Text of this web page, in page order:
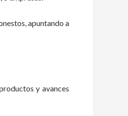
apuntando a
y avances